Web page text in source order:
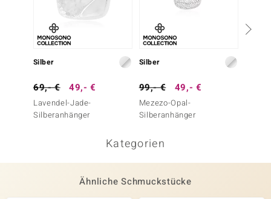
Silber
69,- € 49,- €
Lavendel-Jade-
Silberanhänger
Silber
99,- € 49,- €
Mezezo-Opal-
Silberanhänger
Kategorien
Ähnliche Schmuckstücke